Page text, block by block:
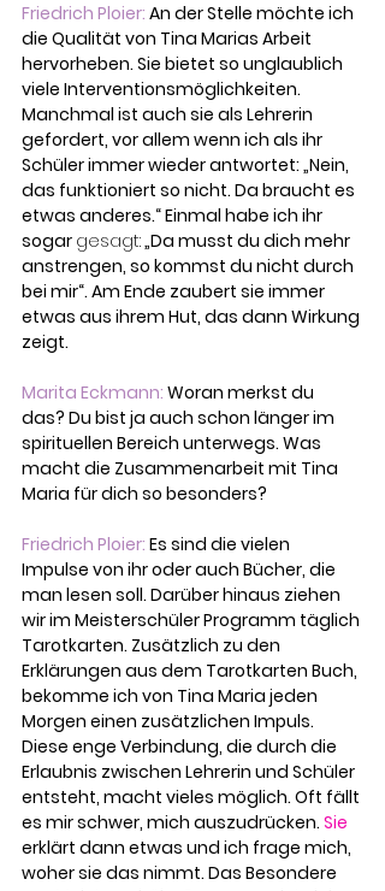
Friedrich Ploier: An der Stelle möchte ich
die Qualität von Tina Marias Arbeit
hervorheben. Sie bietet so unglaublich
viele Interventionsmöglichkeiten.
Manchmal ist auch sie als Lehrerin
gefordert, vor allem wenn ich als ihr
Schüler immer wieder antwortet: „Nein,
das funktioniert so nicht. Da braucht es
etwas anderes.“ Einmal habe ich ihr
sogar gesagt: „Da musst du dich mehr
anstrengen, so kommst du nicht durch
bei mir“. Am Ende zaubert sie immer
etwas aus ihrem Hut, das dann Wirkung
zeigt.
Marita Eckmann: Woran merkst du
das? Du bist ja auch schon länger im
spirituellen Bereich unterwegs. Was
macht die Zusammenarbeit mit Tina
Maria für dich so besonders?
Friedrich Ploier: Es sind die vielen
Impulse von ihr oder auch Bücher, die
man lesen soll. Darüber hinaus ziehen
wir im Meisterschüler Programm täglich
Tarotkarten. Zusätzlich zu den
Erklärungen aus dem Tarotkarten Buch,
bekomme ich von Tina Maria jeden
Morgen einen zusätzlichen Impuls.
Diese enge Verbindung, die durch die
Erlaubnis zwischen Lehrerin und Schüler
entsteht, macht vieles möglich. Oft fällt
es mir schwer, mich auszudrücken. Sie
erklärt dann etwas und ich frage mich,
woher sie das nimmt. Das Besondere